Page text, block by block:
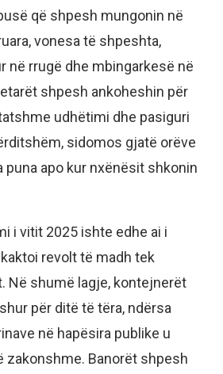
që shpesh mungonin në
vonesa të shpeshta,
në rrugë dhe mbingarkesë në
shpesh ankoheshin për
udhëtimi dhe pasiguri
sidomos gjatë orëve
puna apo kur nxënësit shkonin
i vitit 2025 ishte edhe ai i
revolt të madh tek
Në shumë lagje, kontejnerët
për ditë të tëra, ndërsa
në hapësira publike u
zakonshme. Banorët shpesh